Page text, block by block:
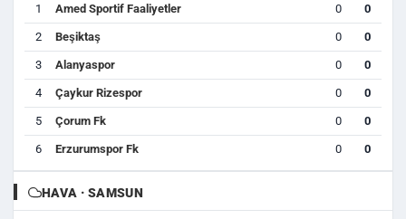
1 Amed Sportif Faaliyetler 0 0
2 Beşiktaş 0 0
3 Alanyaspor 0 0
4 Çaykur Rizespor 0 0
5 Çorum Fk 0 0
6 Erzurumspor Fk 0 0
HAVA · SAMSUN